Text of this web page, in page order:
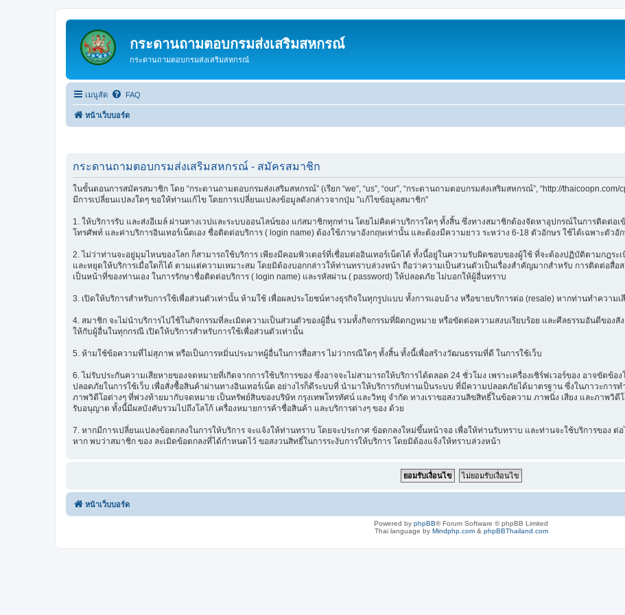
กระดานถามตอบกรมส่งเสริมสหกรณ์
กระดานถามตอบกรมส่งเสริมสหกรณ์
เมนูลัด FAQ
หน้าเว็บบอร์ด
กระดานถามตอบกรมส่งเสริมสหกรณ์ - สมัครสมาชิก
ในขั้นตอนการสมัครสมาชิก โดย “กระดานถามตอบกรมส่งเสริมสหกรณ์” (เรียก “we”, “us”, “our”, “กระดานถามตอบกรมส่งเสริมสหกรณ์”, “http://
มีการเปลี่ยนแปลงใดๆ ขอให้ท่านแก้ไข โดยการเปลี่ยนแปลงข้อมูลดังกล่าวจากปุ่ม "แก้ไขข้อมูลสมาชิก"
1. ให้บริการรับ และส่งอีเมล์ ผ่านทางเวปและระบบออนไลน์ของ แก่สมาชิกทุกท่าน โดยไม่คิดค่าบริการใดๆ ทั้งสิ้น ซึ่งทางสมาชิกต้องจัดหาอุปกรณ์ในการติดต่อ
โทรศัพท์ และค่าบริการอินเทอร์เน็ตเอง ชื่อติดต่อบริการ ( login name) ต้องใช้ภาษาอังกฤษเท่านั้น และต้องมีความยาว ระหว่าง 6-18 ตัวอักษร ใช้ได้เฉพาะตัวอัก
2. ไม่ว่าท่านจะอยู่มุมไหนของโลก ก็สามารถใช้บริการ เพียงมีคอมพิวเตอร์ที่เชื่อมต่ออินเทอร์เน็ตได้ ทั้งนี้อยู่ในความรับผิดชอบของผู้ใช้ ที่จะต้องปฏิบัติตามกฎระ
และหยุดให้บริการเมื่อใดก็ได้ ตามแต่ความเหมาะสม โดยมิต้องบอกกล่าวให้ท่านทราบล่วงหน้า ถือว่าความเป็นส่วนตัวเป็นเรื่องสำคัญมากสำหรับ การติดต่อสื่อ
เป็นหน้าที่ของท่านเอง ในการรักษาชื่อติดต่อบริการ ( login name) และรหัสผ่าน ( password) ให้ปลอดภัย ไม่บอกให้ผู้อื่นทราบ
3. เปิดให้บริการสำหรับการใช้เพื่อส่วนตัวเท่านั้น ห้ามใช้ เพื่อผลประโยชน์ทางธุรกิจในทุกรูปแบบ ทั้งการแอบอ้าง หรือขายบริการต่อ (resale) หากท่านทำควา
4. สมาชิก จะไม่นำบริการไปใช้ในกิจกรรมที่ละเมิดความเป็นส่วนตัวของผู้อื่น รวมทั้งกิจกรรมที่ผิดกฎหมาย หรือขัดต่อความสงบเรียบร้อย และศีลธรรมอันดีของ
ให้กับผู้อื่นในทุกกรณี เปิดให้บริการสำหรับการใช้เพื่อส่วนตัวเท่านั้น
5. ห้ามใช้ข้อความที่ไม่สุภาพ หรือเป็นการหมิ่นประมาทผู้อื่นในการสื่อสาร ไม่ว่ากรณีใดๆ ทั้งสิ้น ทั้งนี้เพื่อสร้างวัฒนธรรมที่ดี ในการใช้เว็บ
6. ไม่รับประกันความเสียหายของจดหมายที่เกิดจากการใช้บริการของ ซึ่งอาจจะไม่สามารถให้บริการได้ตลอด 24 ชั่วโมง เพราะเครื่องเซิร์ฟเวอร์ของ อาจขัดข้
ปลอดภัยในการใช้เว็บ เพื่อสั่งซื้อสินค้าผ่านทางอินเทอร์เน็ต อย่างไรก็ดีระบบที่ นำมาให้บริการกับท่านเป็นระบบ ที่มีความปลอดภัยได้มาตรฐาน ซึ่งในภาวะการ
ภาพวิดีโอต่างๆ ที่พ่วงท้ายมากับจดหมาย เป็นทรัพย์สินของบริษัท กรุงเทพโทรทัศน์ และวิทยุ จำกัด ทางเราขอสงวนลิขสิทธิ์ในข้อความ ภาพนิ่ง เสียง และภาพวิ
รับอนุญาต ทั้งนี้มีผลบังคับรวมไปถึงโลโก้ เครื่องหมายการค้าชื่อสินค้า และบริการต่างๆ ของ ด้วย
7. หากมีการเปลี่ยนแปลงข้อตกลงในการให้บริการ จะแจ้งให้ท่านทราบ โดยจะประกาศ ข้อตกลงใหม่ขึ้นหน้าจอ เพื่อให้ท่านรับทราบ และท่านจะใช้บริการของ
หาก พบว่าสมาชิก ของ ละเมิดข้อตกลงที่ได้กำหนดไว้ ขอสงวนสิทธิ์ในการระงับการให้บริการ โดยมิต้องแจ้งให้ทราบล่วงหน้า
หน้าเว็บบอร์ด
Powered by phpBB® Forum Software © phpBB Limited
Thai language by Mindphp.com& phpBBThailand.com